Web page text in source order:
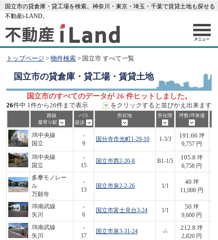
国立市の貸倉庫・貸工場を検索。神奈川・東京・埼玉・千葉で賃貸土地も探せる
不動産i-LAND。
トップページ > 物件検索> 国立市 すべて一覧
国立市の貸倉庫・貸工場・賃貸土地
国立市のすべてのデータが 26 件ヒットしました。
26件中 1件から26件まで表示 をクリックすると並びかえ出来ます
路線
最寄り駅
バス
徒歩
所在地 所在階 坪数/坪単価
JR中央線
国立
-
9
国分寺市光町1-29-10 1-3/3
191.66 坪
9,757 円
JR中央線
国立
-
15
国立市西2-20-8 B1-1/5
105.8 坪
6,758 円
多摩モノレー
ル
万願寺
-
13
国立市泉2-2-26 1/1
40 坪
11,000 円
JR南武線
矢川
-
6
国立市富士見台3-24 1/1
50 坪
9,600 円
JR南武線
矢川
-
17
国立市泉3-31-24 -/-
212.8 坪
2,820 円